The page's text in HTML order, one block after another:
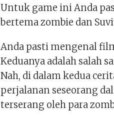
Untuk game ini Anda
bertema zombie dan
Anda pasti mengenal
Keduanya adalah salah
Nah, di dalam kedua
perjalanan seseorang
terserang oleh para